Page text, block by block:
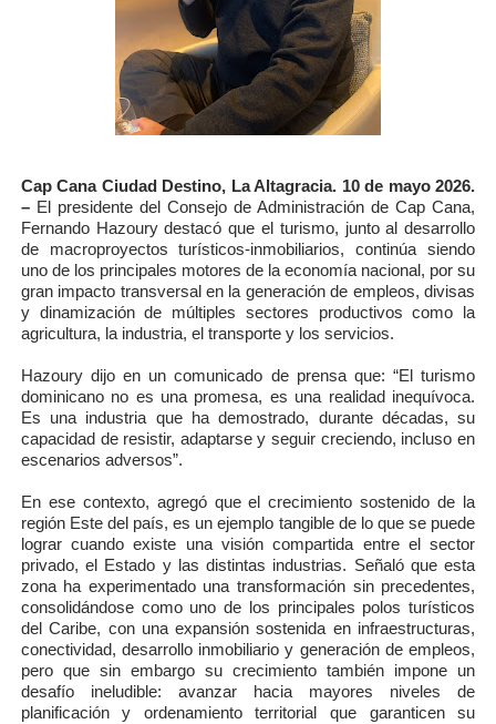
Cap Cana Ciudad Destino, La Altagracia. 10 de mayo 2026.
–El presidente del Consejo de Administración de Cap Cana,
Fernando Hazoury destacó que el turismo, junto al desarrollo
de macroproyectos turísticos-inmobiliarios, continúa siendo
uno de los principales motores de la economía nacional, por su
gran impacto transversal en la generación de empleos, divisas
y dinamización de múltiples sectores productivos como la
agricultura, la industria, el transporte y los servicios.
Hazoury dijo en un comunicado de prensa que: “El turismo
dominicano no es una promesa, es una realidad inequívoca.
Es una industria que ha demostrado, durante décadas, su
capacidad de resistir, adaptarse y seguir creciendo, incluso en
escenarios adversos”.
En ese contexto, agregó que el crecimiento sostenido de la
región Este del país, es un ejemplo tangible de lo que se puede
lograr cuando existe una visión compartida entre el sector
privado, el Estado y las distintas industrias. Señaló que esta
zona ha experimentado una transformación sin precedentes,
consolidándose como uno de los principales polos turísticos
del Caribe, con una expansión sostenida en infraestructuras,
conectividad, desarrollo inmobiliario y generación de empleos,
pero que sin embargo su crecimiento también impone un
desafío ineludible: avanzar hacia mayores niveles de
planificación y ordenamiento territorial que garanticen su